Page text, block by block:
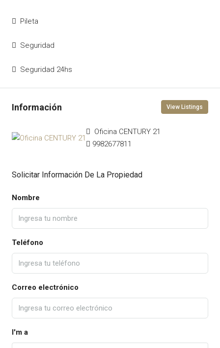
Pileta
Seguridad
Seguridad 24hs
View Listings
Oficina CENTURY 21
9982677811
Solicitar Información De La Propiedad
Nombre
Teléfono
Correo electrónico
I'm a